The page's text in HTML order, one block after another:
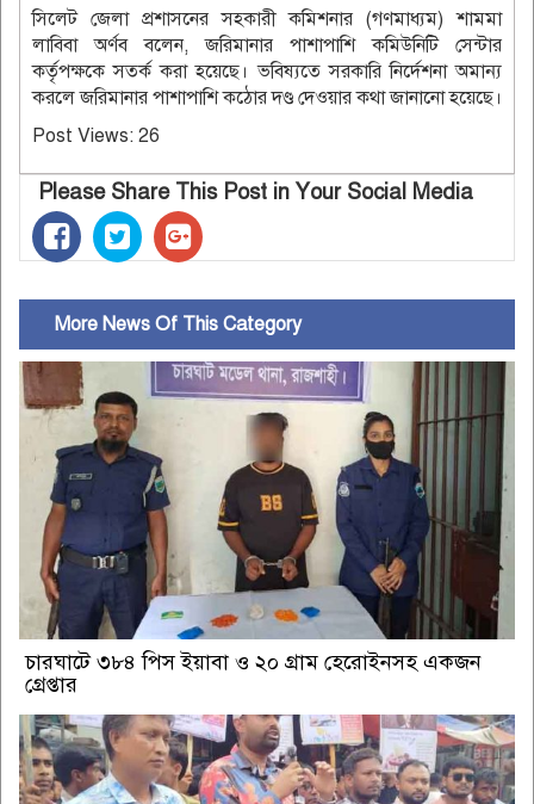
সিলেট জেলা প্রশাসনের সহকারী কমিশনার (গণমাধ্যম) শামমা
লাবিবা অর্ণব বলেন, জরিমানার পাশাপাশি কমিউনিটি সেন্টার
কর্তৃপক্ষকে সতর্ক করা হয়েছে। ভবিষ্যতে সরকারি নির্দেশনা অমান্য
করলে জরিমানার পাশাপাশি কঠোর দণ্ড দেওয়ার কথা জানানো হয়েছে।
Post Views: 26
Please Share This Post in Your Social Media
More News Of This Category
চারঘাটে ৩৮৪ পিস ইয়াবা ও ২০ গ্রাম হেরোইনসহ একজন
গ্রেপ্তার